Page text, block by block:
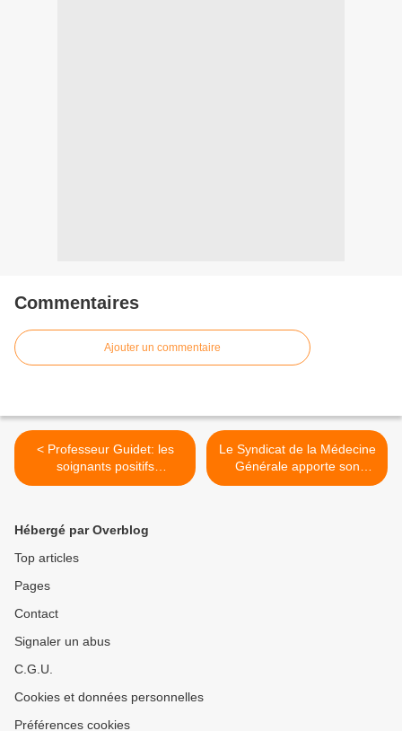
Commentaires
Ajouter un commentaire
< Professeur Guidet: les
soignants positifs
asymptomatiques peuvent
Question aux experts:
pourquoi préfère-t-on des
contaminés aux soignants
Le Syndicat de la Médecine
Générale apporte son
soutien aux non-vaccinés >
Hébergé par Overblog
Top articles
Pages
Contact
Signaler un abus
C.G.U.
Cookies et données personnelles
Préférences cookies